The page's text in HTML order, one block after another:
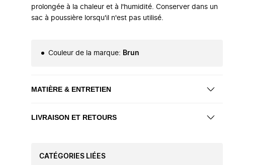
prolongée à la chaleur et à l'humidité. Conserver dans un
sac à poussière lorsqu'il n'est pas utilisé.
Couleur de la marque: Brun
MATIÈRE & ENTRETIEN
LIVRAISON ET RETOURS
CATÉGORIES LIÉES